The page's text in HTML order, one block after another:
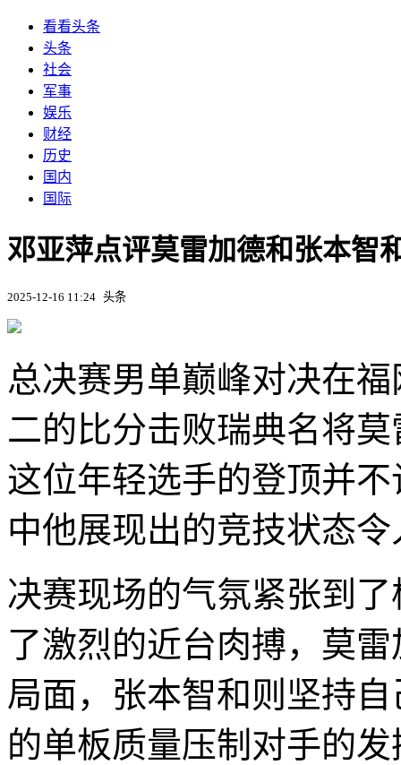
看看头条
头条
社会
军事
娱乐
财经
历史
国内
国际
邓亚萍点评莫雷加德和张本智
2025-12-16 11:24 头条
总决赛男单巅峰对决在
二的比分击败瑞典名将
这位年轻选手的登顶并
中他展现出的竞技状态
决赛现场的气氛紧张到
了激烈的近台肉搏，莫
局面，张本智和则坚持
的单板质量压制对手的发